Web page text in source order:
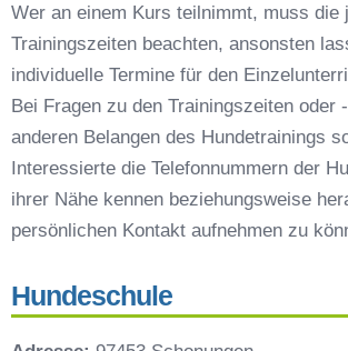
Wer an einem Kurs teilnimmt, muss die
Trainingszeiten beachten, ansonsten
individuelle Termine für den
Bei Fragen zu den Trainingszeiten oder
anderen Belangen des Hundetrainings
Interessierte die Telefonnummern der
ihrer Nähe kennen beziehungsweise
persönlichen Kontakt aufnehmen zu
Hundeschule